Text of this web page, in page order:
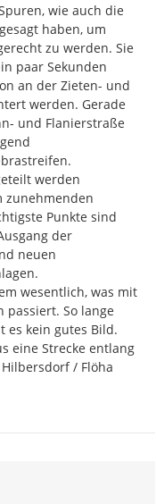
wie auch die
haben, um
zu werden. Sie
paar Sekunden
an der Zieten- und
werden. Gerade
und Flanierstraße
werden
zunehmenden
Punkte sind
der
neuen
wesentlich, was mit
passiert. So lange
es kein gutes Bild.
eine Strecke entlang
/ Flöha